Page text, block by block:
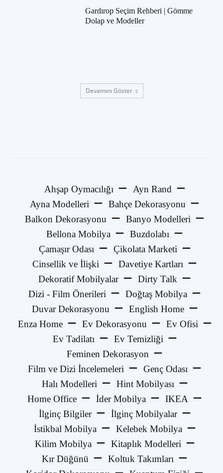
Gardırop Seçim Rehberi | Gömme
Dolap ve Modeller
Devamını Göster
Ahşap Oymacılığı
Ayn Rand
Ayna Modelleri
Bahçe Dekorasyonu
Balkon Dekorasyonu
Banyo Modelleri
Bellona Mobilya
Buzdolabı
Çamaşır Odası
Çikolata Marketi
Cinsellik ve İlişki
Davetiye Kartları
Dekoratif Mobilyalar
Dirty Talk
Dizi - Film Önerileri
Doğtaş Mobilya
Duvar Dekorasyonu
English Home
Enza Home
Ev Dekorasyonu
Ev Ofisi
Ev Tadilatı
Ev Temizliği
Feminen Dekorasyon
Film ve Dizi İncelemeleri
Genç Odası
Halı Modelleri
Hint Mobilyası
Home Office
İder Mobilya
IKEA
İlginç Bilgiler
İlginç Mobilyalar
İstikbal Mobilya
Kelebek Mobilya
Kilim Mobilya
Kitaplık Modelleri
Kır Düğünü
Koltuk Takımları